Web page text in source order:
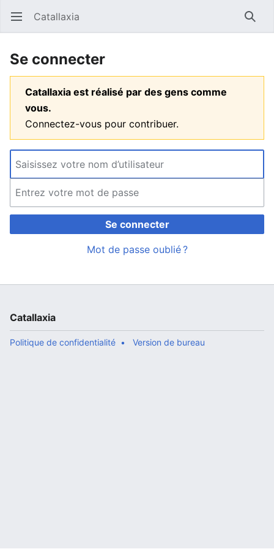
Ouvrir le menu principal Catallaxia
Se connecter
Catallaxia est réalisé par des gens comme
vous.
Connectez-vous pour contribuer.
Se connecter
Mot de passe oublié ?
Catallaxia
Politique de confidentialité Version de bureau